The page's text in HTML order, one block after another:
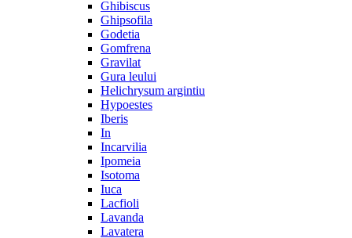
Ghibiscus
Ghipsofila
Godetia
Gomfrena
Gravilat
Gura leului
Helichrysum argintiu
Hypoestes
Iberis
In
Incarvilia
Ipomeia
Isotoma
Iuca
Lacfioli
Lavanda
Lavatera